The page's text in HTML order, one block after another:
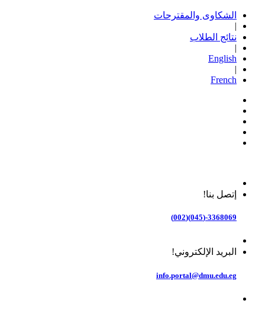
الشكاوى والمقترحات
|
نتائج الطلاب
|
English
|
French
إتصل بنا!
3368069-(045)(002)
البريد الإلكتروني!
info.portal@dmu.edu.eg